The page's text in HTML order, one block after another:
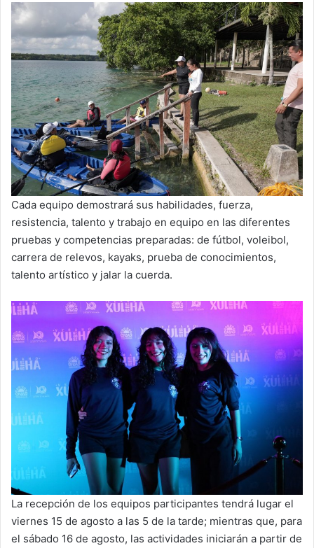
Cada equipo demostrará sus habilidades, fuerza,
resistencia, talento y trabajo en equipo en las diferentes
pruebas y competencias preparadas: de fútbol, voleibol,
carrera de relevos, kayaks, prueba de conocimientos,
talento artístico y jalar la cuerda.
La recepción de los equipos participantes tendrá lugar el
viernes 15 de agosto a las 5 de la tarde; mientras que, para
el sábado 16 de agosto, las actividades iniciarán a partir de